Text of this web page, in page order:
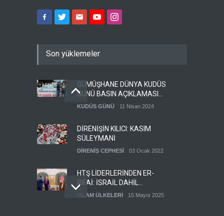
Son yüklemeler
GÜMÜŞHANE DÜNYA KUDÜS
GÜNÜ BASIN AÇIKLAMASI
(VİDEO-FOTO)
KUDÜS GÜNÜ 11 Nisan 2024
DİRENİŞİN KILICI: KASIM
SÜLEYMANİ
DİRENİŞ CEPHESİ 03 Ocak 2022
HTŞ LİDERLERİNDEN ER-
RIFAİ: İSRAİL DAHİL
HERKESLE BARIŞ
İSLAM ÜLKELERİ 15 Mayıs 2025